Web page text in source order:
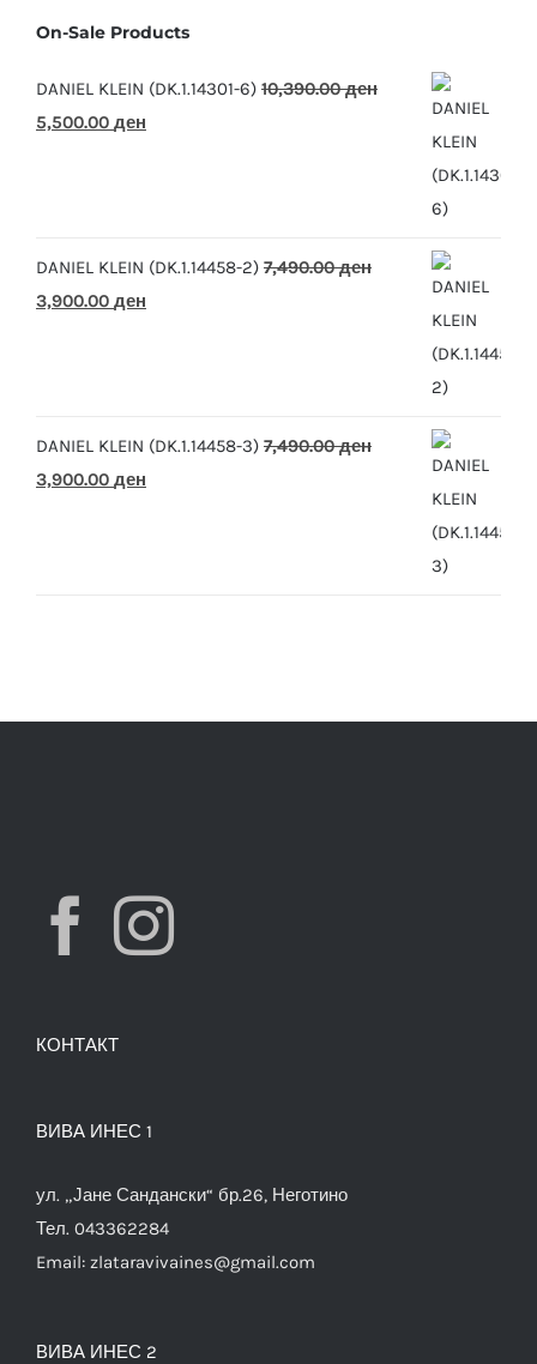
On-Sale Products
DANIEL KLEIN (DK.1.14301-6) 10,390.00ден
Original
5,500.00 ден
DANIEL KLEIN (DK.1.14458-2) 7,490.00ден
Original
3,900.00 ден
DANIEL KLEIN (DK.1.14458-3) 7,490.00ден
Original
3,900.00 ден
КОНТАКТ
ВИВА ИНЕС 1
ул. „Јане Сандански“ бр.26, Неготино
Тел. 043362284
Email: zlataravivaines@gmail.com
ВИВА ИНЕС 2